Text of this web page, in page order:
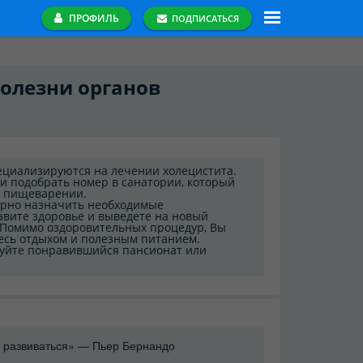
ПРОФИЛЬ ПОДПИСАТЬСЯ
органов
на лечении холецистита.
номер в санатории, который
пищеварении.
назначить необходимые
здоровье и выведете на новый
оздоровительных процедур, Вы
отдыхом и полезным питанием.
понравившийся пансионат или
— Пьер Бернандо